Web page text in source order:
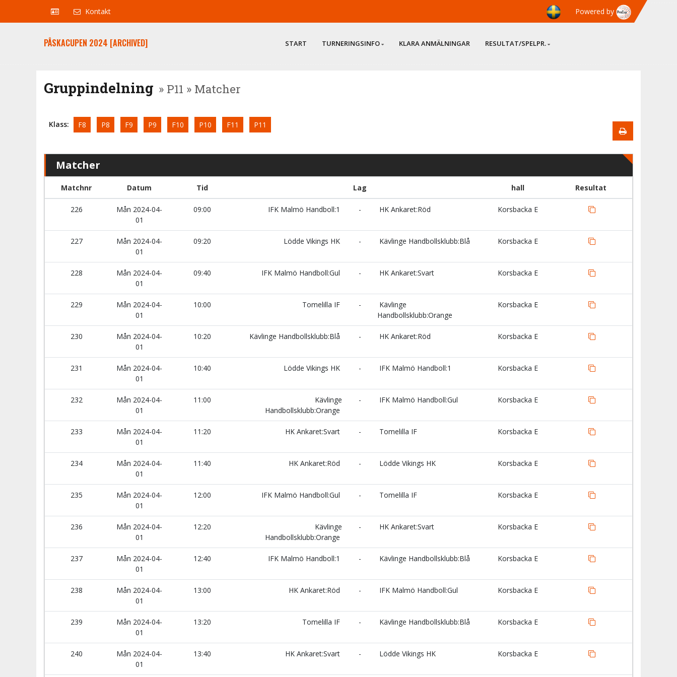
Kontakt Powered by
PÅSKACUPEN 2024 [ARCHIVED] START TURNERINGSINFO KLARA ANMÄLNINGAR RESULTAT/SPELPR.
Gruppindelning » P11 » Matcher
Klass: F8 P8 F9 P9 F10 P10 F11 P11
Matcher
Matchnr Datum Tid Lag hall Resultat
226
Mån 2024-04-
01
09:00 IFK Malmö Handboll:1 - HK Ankaret:Röd Korsbacka E
227
Mån 2024-04-
01
09:20 Lödde Vikings HK - Kävlinge Handbollsklubb:Blå Korsbacka E
228
Mån 2024-04-
01
09:40 IFK Malmö Handboll:Gul - HK Ankaret:Svart Korsbacka E
229
Mån 2024-04-
01
10:00 Tomelilla IF -
Kävlinge
Handbollsklubb:Orange
Korsbacka E
230
Mån 2024-04-
01
10:20 Kävlinge Handbollsklubb:Blå - HK Ankaret:Röd Korsbacka E
231
Mån 2024-04-
01
10:40 Lödde Vikings HK - IFK Malmö Handboll:1 Korsbacka E
232
Mån 2024-04-
01
11:00
Kävlinge
Handbollsklubb:Orange
- IFK Malmö Handboll:Gul Korsbacka E
233
Mån 2024-04-
01
11:20 HK Ankaret:Svart - Tomelilla IF Korsbacka E
234
Mån 2024-04-
01
11:40 HK Ankaret:Röd - Lödde Vikings HK Korsbacka E
235
Mån 2024-04-
01
12:00 IFK Malmö Handboll:Gul - Tomelilla IF Korsbacka E
236
Mån 2024-04-
01
12:20
Kävlinge
Handbollsklubb:Orange
- HK Ankaret:Svart Korsbacka E
237
Mån 2024-04-
01
12:40 IFK Malmö Handboll:1 - Kävlinge Handbollsklubb:Blå Korsbacka E
238
Mån 2024-04-
01
13:00 HK Ankaret:Röd - IFK Malmö Handboll:Gul Korsbacka E
239
Mån 2024-04-
01
13:20 Tomelilla IF - Kävlinge Handbollsklubb:Blå Korsbacka E
240
Mån 2024-04-
01
13:40 HK Ankaret:Svart - Lödde Vikings HK Korsbacka E